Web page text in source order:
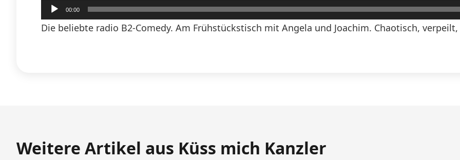
Audio-
Player
00:00
Die beliebte radio B2-Comedy. Am Frühstückstisch mit Angela und Joachim. Chaotisch,
Weitere Artikel aus Küss mich Kanzler